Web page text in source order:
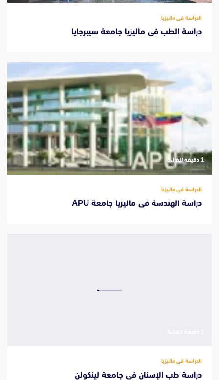
الدراسة فى ماليزيا
دراسة الطب فى ماليزيا جامعة سيبرجايا
‫1 دقيقة للقراءة
الدراسة فى ماليزيا
دراسة الهندسة فى ماليزيا جامعة APU
الدراسة فى ماليزيا
دراسة طب الإسنان فى جامعة لينكولن